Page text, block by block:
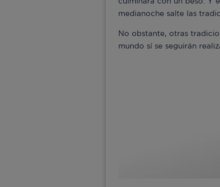
medianoche salte las
No obstante, otras
mundo sí se seguirán